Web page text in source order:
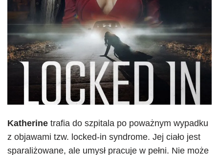
Katherine trafia do szpitala po poważnym wypadku
z objawami tzw. locked-in syndrome. Jej ciało jest
sparaliżowane, ale umysł pracuje w pełni. Nie może